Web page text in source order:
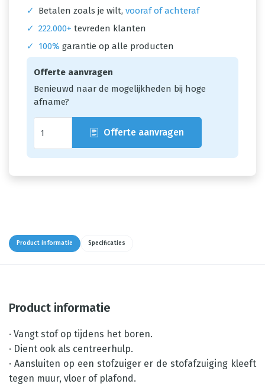
✓
Betalen zoals je wilt, vooraf of achteraf
✓ 222.000+ tevreden klanten
✓
100% garantie op alle producten
Offerte aanvragen
Benieuwd naar de mogelijkheden bij hoge
afname?
Offerte aanvragen
Product informatie Specificaties
Product informatie
· Vangt stof op tijdens het boren.
· Dient ook als centreerhulp.
· Aansluiten op een stofzuiger er de stofafzuiging kleeft
tegen muur, vloer of plafond.